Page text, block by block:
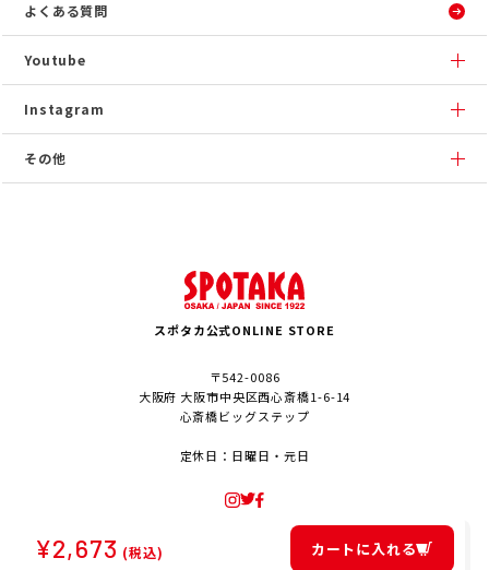
よくある質問
Youtube
Instagram
その他
スポタカ公式ONLINE STORE
〒542-0086
大阪府 大阪市中央区西心斎橋1-6-14
心斎橋ビッグステップ
定休日：日曜日・元日
© SPOTAKA Corporation. All Rights Reserved.
¥2,673 (税込) カートに入れる